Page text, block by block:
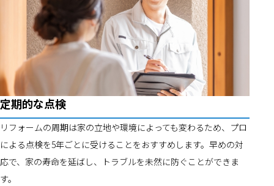
定期的な点検
リフォームの周期は家の立地や環境によっても変わるため、プロ
による点検を5年ごとに受けることをおすすめします。早めの対
応で、家の寿命を延ばし、トラブルを未然に防ぐことができま
す。